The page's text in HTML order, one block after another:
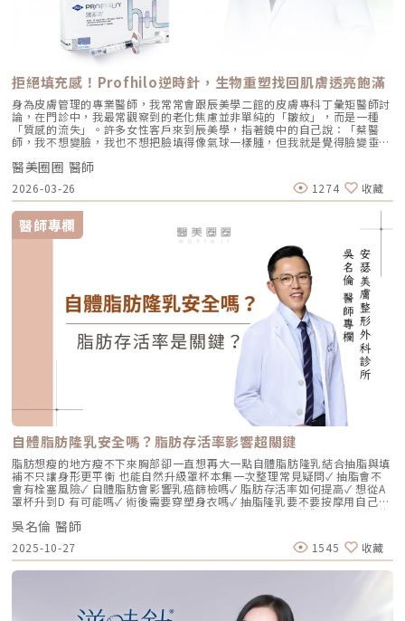
拒絕填充感！Profhilo逆時針，生物重塑找回肌膚透亮飽滿
身為皮膚管理的專業醫師，我常常會跟辰美學二館的皮膚專科丁彙矩醫師討
論，在門診中，我最常觀察到的老化焦慮並非單純的「皺紋」，而是一種
「質感的流失」。許多女性客戶來到辰美學，指著鏡中的自己說：「蔡醫
師，我不想變臉，我也不想把臉填得像氣球一樣腫，但我就是覺得臉變垂
了、乾了，看起來很累。」這種「累感」，往往來自於肌膚真皮層結構的崩
解。過去我們習慣用玻尿酸去「填補」凹陷，或是用電音波去「緊緻」皮
表，但在這兩者之間，其實存在著一個關鍵的空白區：生物重塑（Bio-
Remodeling）。這就是為什麼我對 Profhilo 逆時針（俗稱：璞菲洛）情
有獨鍾的原因。一、 重新定義抗老：為什麼妳需要的是「重塑」而非「填
充」？在深入了解 Profhilo逆時針 之前，我們必須先釐清肌膚老化的本
質。肌膚的年輕度由真皮層的三大支柱決定：水份、膠原蛋白
（Collagen）以及彈力蛋白（Elastin）。多數人對膠原蛋白耳熟能詳，它
就像建築物的「鋼筋水泥」，負責撐起皮膚的厚度與體積；然而，讓肌膚在
做表情後能迅速回彈、維持組織張力的關鍵，其實是彈力蛋白。彈力蛋白就
像支撐鋼筋的「橡皮筋」，不幸的是，人體在青春期過後，彈力蛋白的合成
速度就會大幅下降。當彈力蛋白流失，肌膚就會像失去彈性的鬆緊帶，出現
細紋、毛孔粗大、甚至是難以處理的「鬆弛型下垂」。傳統玻尿酸屬於「填
充型」，主要目的是增加體積（Volumizing），如果過度施打，容易造成
面部僵硬或「醫美臉」。而 Profhilo 逆時針的誕生，是為了從細胞底層進
行「修復與重塑」，讓皮膚自己找回年輕時的彈性。二、 Profhilo 逆時針
的科學核心：NAHYCO™ 專利技術Profhilo逆時針來自瑞士著名的 IBSA 製
藥集團。身為專業醫師，我非常看重產品的「純淨度」與「穩定性」。
Profhilo 之所以能在國際醫美界佔有一席之地，在於其革命性的
NAHYCO™ 專利熱融合技術。1. 醫學界的「純淨」突破：無化學交聯劑一
般玻尿酸為了維持在體內的時間，必須添加化學交聯劑（如 BDDE）。雖然
這在合法範圍內是安全的，但對於過敏體質或追求極致天然的客戶來說，仍
存在延遲性發炎的風險。Profhilo逆時針 透過精確的加熱與降溫製程，讓
高分子與低分子玻尿酸產生自然的氫鍵鍵結，完全不含 BDDE。這意味著它
具備極高的「生物相容性」，注射後能與人體組織完美融合。2. 高低分子玻
尿酸的「黃金比例」Profhilo 含有目前市面上極高濃度的玻尿酸
（64mg/2ml），它結合了： 高分子量玻尿酸（H-HA）：提供穩定的物理
支撐與深層鎖水，改善鬆弛。 低分子量玻尿酸（L-HA）：作為傳遞信號的
分子，直接活化真皮層內的纖維母細胞，誘導膠原蛋白與彈力蛋白新生。這
種「1+1 > 2」的協同作用，讓 Profhilo 在進入皮膚後，能像液態電波一
樣迅速擴散，全面性地改善膚質。三、 3 種細胞與 5 種蛋白：解開「液態
電波」的逆齡關鍵在辰美學的診間，我常跟客戶解釋，Profhilo 就像是為
肌膚施加了一種「啟動指令」。它不僅僅是補水，而是啟動了「3+5 逆齡機
制」： 活化 3 種關鍵細胞： 纖維母細胞：這是皮膚的「膠原工廠」。 角質
胞：幫助恢復皮下組織的飽滿感，減緩隨著年齡增長的皮下萎縮。 啟動 5
種關鍵結構蛋白：包括 I 型、III 型、IV 型、VII 型膠原蛋白以及最關鍵的彈
醫美圈圈 醫師
2026-03-26 1274 收藏
醫師專欄
自體脂肪隆乳安全嗎？脂肪存活率影響超關鍵
脂肪想瘦的地方瘦不下來胸部卻一直想再大一點自體脂肪隆乳結合抽脂與填
補不只讓身形更平衡 也能自然升級罩杯本集一次整理常見疑問✓ 抽脂會不
會有栓塞風險✓ 自體脂肪會影響乳癌篩檢嗎✓ 脂肪存活率如何提高✓ 想從A
罩杯升到D 有可能嗎✓ 術後需要穿塑身衣嗎✓ 抽脂隆乳要不要按摩用自己的
脂肪 打造柔軟真實的胸型適合誰 怎麼做 最有效將給妳完整觀念與安心評估
依據重點摘要：0:00 #她說他說0:40 #自體脂肪隆乳v.s.#假體隆乳 想要哪
一樣？1:02 關於手術安全性 #自體隆乳2:12 不同的抽脂方式 #脂肪存活率
會一樣嗎？3:16 關於抽脂安全 #脂肪栓塞問題 ？4:09 關於手術安全性 #矽
膠隆乳相關影片：• 罩杯升級前必看，自體脂肪豐胸解析！ EP20• 男生
女乳好尷尬，胸部困擾的隱藏原因你有嗎？ EP24• 抽就對了？抽脂局部雕
@aclinichttps://lin.ee/zGPja49▼詢問整形大小事https://answer-
clinic.com/▼詢問皮膚大小事https://answer-skin.com/▼詢問變美大小
吳名倫 醫師
2025-10-27 1545 收藏